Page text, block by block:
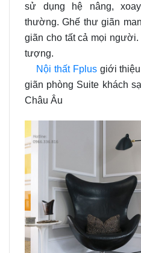
sử dụng hệ nâng,
thường. Ghế thư giãn
giãn cho tất cả mọi
tượng.
Nội thất Fplusgiới thiệu
giãn phòng Suite khách
Châu Âu